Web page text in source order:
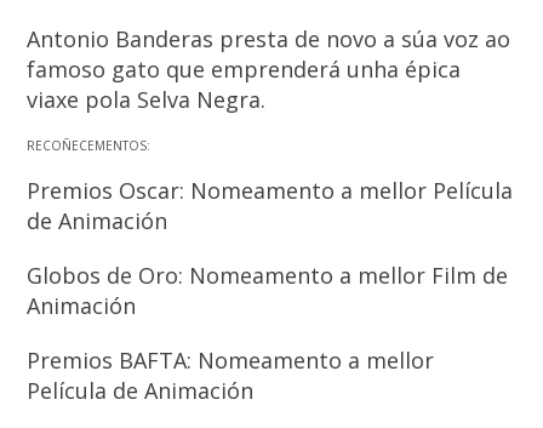
Antonio Banderas presta de novo a súa voz ao
famoso gato que emprenderá unha épica
viaxe pola Selva Negra.
RECOÑECEMENTOS:
Premios Oscar: Nomeamento a mellor Película
de Animación
Globos de Oro: Nomeamento a mellor Film de
Animación
Premios BAFTA: Nomeamento a mellor
Película de Animación